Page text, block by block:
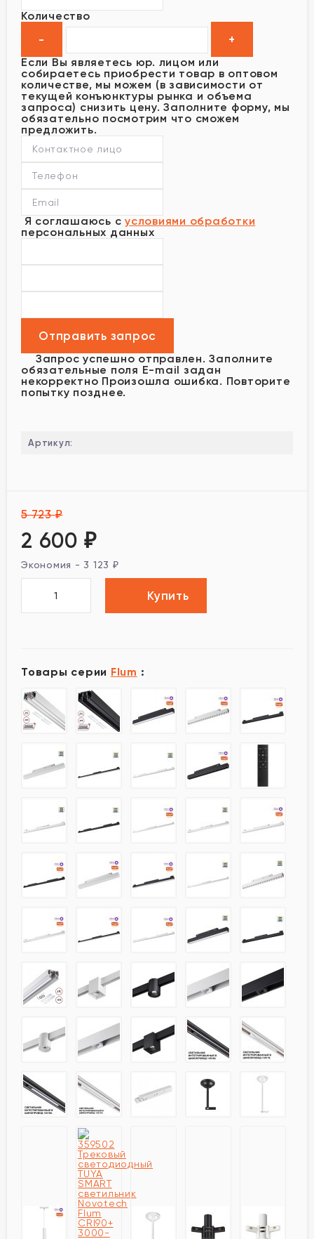
Количество
Если Вы являетесь юр. лицом или
собираетесь приобрести товар в оптовом
количестве, мы можем (в зависимости от
текущей конъюнктуры рынка и объема
запроса) снизить цену. Заполните форму, мы
обязательно посмотрим что сможем
предложить.
Я соглашаюсь с условиями обработки
персональных данных
Запрос успешно отправлен. Заполните
обязательные поля E-mail задан
некорректно Произошла ошибка. Повторите
попытку позднее.
Артикул:
5 723₽
2 600 ₽
Экономия - 3 123 ₽
Купить
Товары серии Flum :